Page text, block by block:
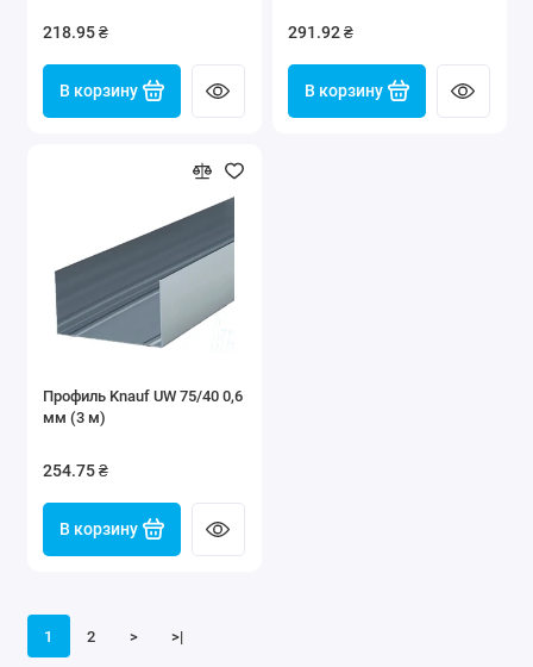
218.95 ₴
В корзину
291.92 ₴
В корзину
Профиль Knauf UW 75/40 0,6
мм (3 м)
254.75 ₴
В корзину
1 2 > >|